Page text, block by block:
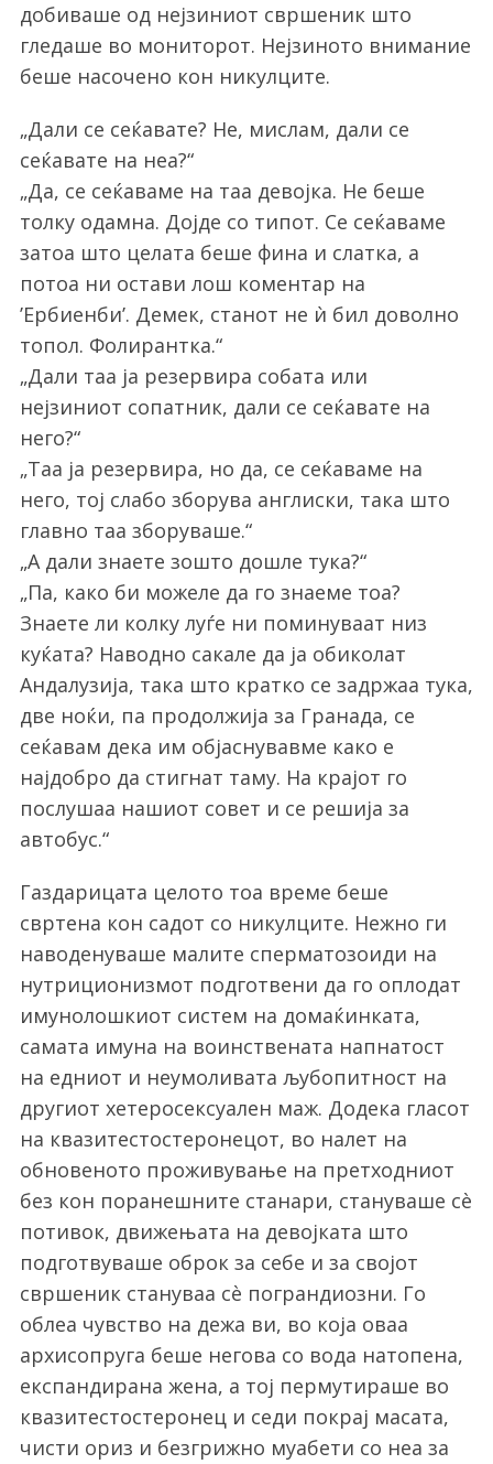
добиваше од нејзиниот свршеник што
гледаше во мониторот. Нејзиното внимание
беше насочено кон никулците.
„Дали се сеќавате? Не, мислам, дали се
сеќавате на неа?“
„Да, се сеќаваме на таа девојка. Не беше
толку одамна. Дојде со типот. Се сеќаваме
затоа што целата беше фина и слатка, а
потоа ни остави лош коментар на
’Ербиенби’. Демек, станот не ѝ бил доволно
топол. Фолирантка.“
„Дали таа ја резервира собата или
нејзиниот сопатник, дали се сеќавате на
него?“
„Таа ја резервира, но да, се сеќаваме на
него, тој слабо зборува англиски, така што
главно таа зборуваше.“
„А дали знаете зошто дошле тука?“
„Па, како би можеле да го знаеме тоа?
Знаете ли колку луѓе ни поминуваат низ
куќата? Наводно сакале да ја обиколат
Андалузија, така што кратко се задржаа тука,
две ноќи, па продолжија за Гранада, се
сеќавам дека им објаснувавме како е
најдобро да стигнат таму. На крајот го
послушаа нашиот совет и се решија за
автобус.“
Газдарицата целото тоа време беше
свртена кон садот со никулците. Нежно ги
наводенуваше малите сперматозоиди на
нутриционизмот подготвени да го оплодат
имунолошкиот систем на домаќинката,
самата имуна на воинствената напнатост
на едниот и неумоливата љубопитност на
другиот хетеросексуален маж. Додека гласот
на квазитестостеронецот, во налет на
обновеното проживување на претходниот
без кон поранешните станари, стануваше сè
потивок, движењата на девојката што
подготвуваше оброк за себе и за својот
свршеник стануваа сè пограндиозни. Го
облеа чувство на дежа ви, во која оваа
архисопруга беше негова со вода натопена,
експандирана жена, а тој пермутираше во
квазитестостеронец и седи покрај масата,
чисти ориз и безгрижно муабети со неа за